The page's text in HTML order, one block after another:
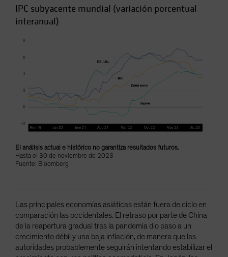
IPC subyacente mundial (variación porcentual
interanual)
El análisis actual e histórico no garantiza resultados futuros.
Hasta el 30 de noviembre de 2023
Fuente: Bloomberg
Las principales economías asiáticas están fuera de ciclo en
comparación las occidentales. El retraso por parte de China
de la reapertura gradual tras la pandemia dio paso a un
crecimiento débil y una baja inflación, de manera que las
autoridades probablemente seguirán intentando estabilizar el